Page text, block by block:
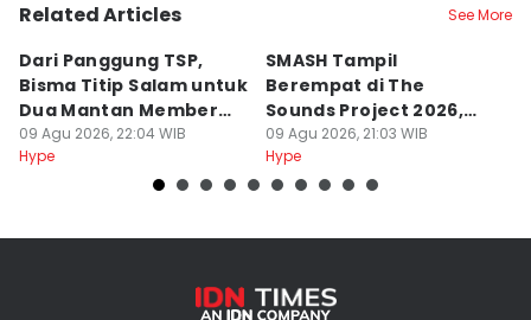
Related Articles See More
Dari Panggung TSP,
Bisma Titip Salam untuk
Dua Mantan Member
SMASH
09 Agu 2026, 22:04 WIB
Hype
SMASH Tampil
Berempat di The
Sounds Project 2026,
Rafael Sakit DBD-Tipes
09 Agu 2026, 21:03 WIB
Hype